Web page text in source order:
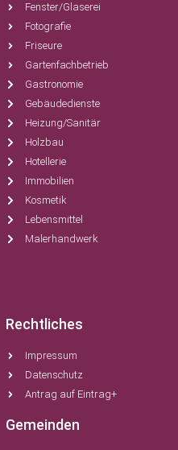
Fenster/Glaserei
Fotografie
Friseure
Gartenfachbetrieb
Gastronomie
Gebäudedienste
Heizung/Sanitär
Holzbau
Hotellerie
Immobilien
Kosmetik
Lebensmittel
Malerhandwerk
Rechtliches
Impressum
Datenschutz
Antrag auf Eintrag+
Gemeinden